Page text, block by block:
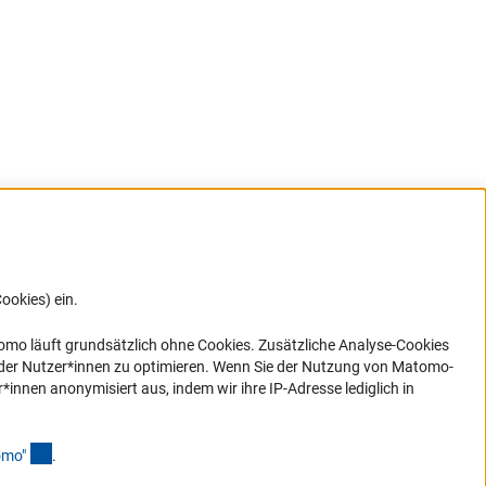
ein.
Link)
läuft grundsätzlich ohne Cookies. Zusätzliche Analyse-Cookies
Nutzer*innen zu optimieren. Wenn Sie der Nutzung von Matomo-
anonymisiert aus, indem wir ihre IP-Adresse lediglich in
" .